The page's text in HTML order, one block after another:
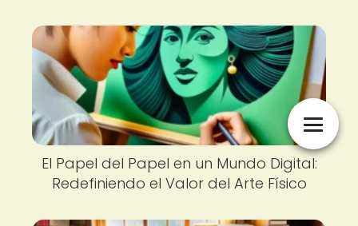
El Papel del Papel en un Mundo Digital:
Redefiniendo el Valor del Arte Físico